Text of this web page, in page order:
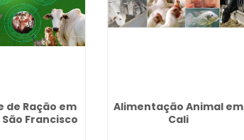
de Ração em
Francisco
Alimentação Animal em
Cali